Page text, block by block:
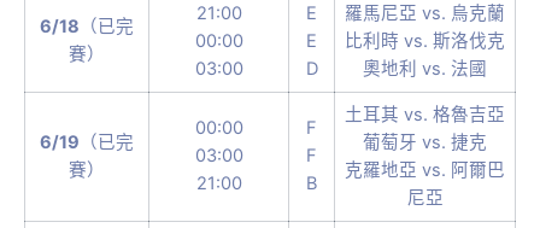
6/18 （已完
賽）
21:00
00:00
03:00
E
E
D
羅馬尼亞 vs. 烏克蘭
比利時 vs. 斯洛伐克
奧地利 vs. 法國
6/19 （已完
賽）
00:00
03:00
21:00
F
F
B
土耳其 vs. 格魯吉亞
葡萄牙 vs. 捷克
克羅地亞 vs. 阿爾巴
尼亞